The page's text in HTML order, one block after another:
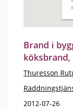
Brand i
Thuresson
2012-07-26